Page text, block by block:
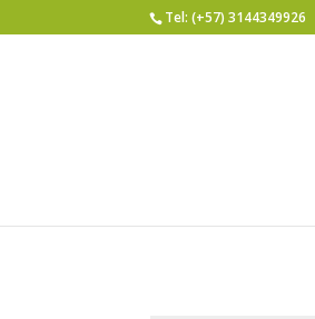
Tel: (+57) 3144349926